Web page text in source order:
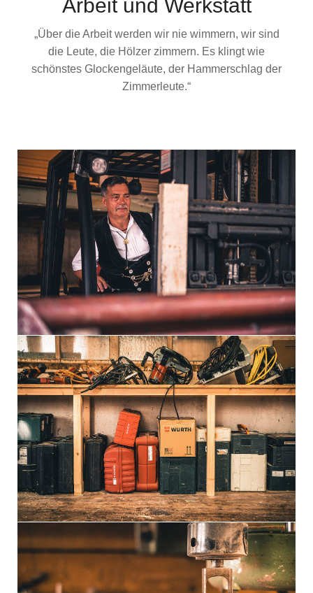
Arbeit und Werkstatt
„Über die Arbeit werden wir nie wimmern, wir sind
die Leute, die Hölzer zimmern. Es klingt wie
schönstes Glockengeläute, der Hammerschlag der
Zimmerleute.“